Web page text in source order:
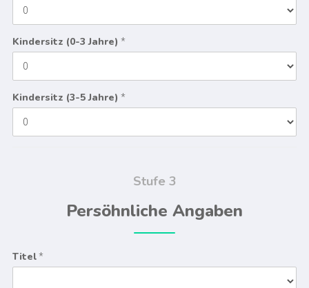
Kindersitz (0-3 Jahre) *
Kindersitz (3-5 Jahre) *
Stufe 3
Persöhnliche Angaben
Titel*